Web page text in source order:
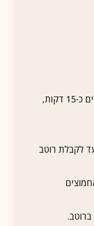
מכניסים את תפוחי האדמה לסיר גדול עם מים ומביאים לרתיחה. מבשלים כ-15 דקות,
לקבלת רוטב